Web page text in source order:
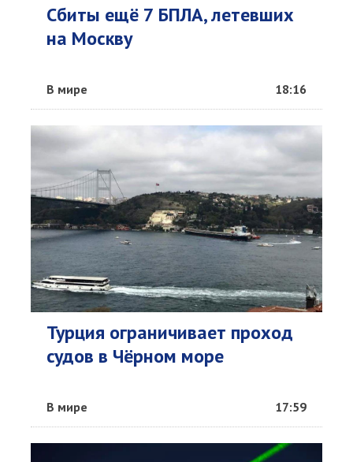
Сбиты ещё 7 БПЛА, летевших
на Москву
В мире 18:16
Турция ограничивает проход
судов в Чёрном море
В мире 17:59